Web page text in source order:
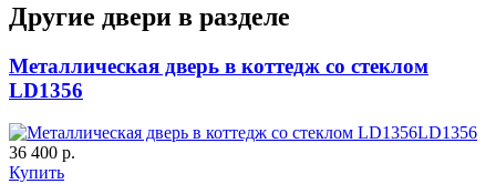
Д-36 С Д-36 СС
C55 C56
Другие двери в разделе
Металлическая дверь в коттедж со стеклом
LD1356
LD1356
36 400 р.
Купить